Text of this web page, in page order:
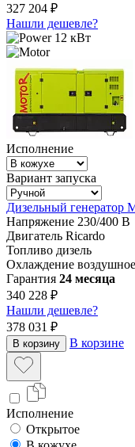
327 204 ₽
Нашли дешевле?
12 кВт
Исполнение
Вариант запуска
Дизельный генератор
Напряжение 230/400 В
Двигатель Ricardo
Топливо дизель
Охлаждение воздушное
Гарантия 24 месяца
340 228 ₽
Нашли дешевле?
378 031 ₽
В корзину В корзине
Исполнение
Открытое